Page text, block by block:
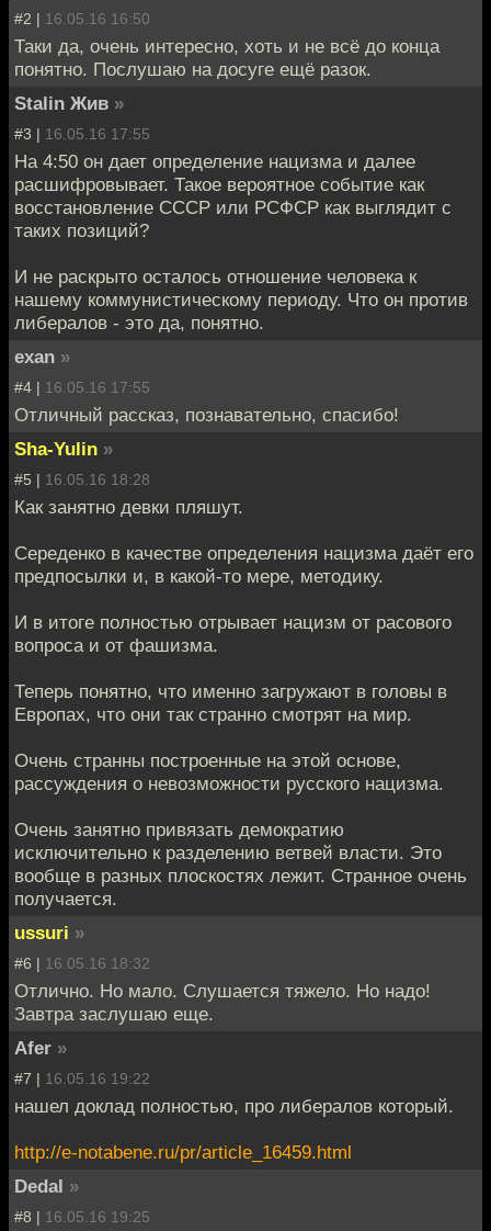
#2 | 16.05.16 16:50
Таки да, очень интересно, хоть и не всё до конца
понятно. Послушаю на досуге ещё разок.
Stalin Жив »
#3 | 16.05.16 17:55
На 4:50 он дает определение нацизма и далее
расшифровывает. Такое вероятное событие как
восстановление СССР или РСФСР как выглядит с
таких позиций?
И не раскрыто осталось отношение человека к
нашему коммунистическому периоду. Что он против
либералов - это да, понятно.
exan »
#4 | 16.05.16 17:55
Отличный рассказ, познавательно, спасибо!
Sha-Yulin »
#5 | 16.05.16 18:28
Как занятно девки пляшут.
Середенко в качестве определения нацизма даёт его
предпосылки и, в какой-то мере, методику.
И в итоге полностью отрывает нацизм от расового
вопроса и от фашизма.
Теперь понятно, что именно загружают в головы в
Европах, что они так странно смотрят на мир.
Очень странны построенные на этой основе,
рассуждения о невозможности русского нацизма.
Очень занятно привязать демократию
исключительно к разделению ветвей власти. Это
вообще в разных плоскостях лежит. Странное очень
получается.
ussuri »
#6 | 16.05.16 18:32
Отлично. Но мало. Слушается тяжело. Но надо!
Завтра заслушаю еще.
Afer »
#7 | 16.05.16 19:22
нашел доклад полностью, про либералов который.
http://e-notabene.ru/pr/article_16459.html
Dedal »
#8 | 16.05.16 19:25